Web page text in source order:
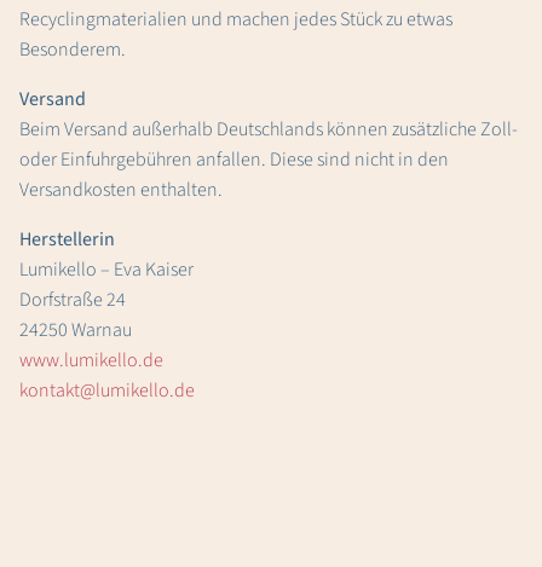
Recyclingmaterialien und machen jedes Stück zu etwas
Besonderem.
Versand
Beim Versand außerhalb Deutschlands können zusätzliche Zoll-
oder Einfuhrgebühren anfallen. Diese sind nicht in den
Versandkosten enthalten.
Herstellerin
Lumikello – Eva Kaiser
Dorfstraße 24
24250 Warnau
www.lumikello.de
kontakt@lumikello.de